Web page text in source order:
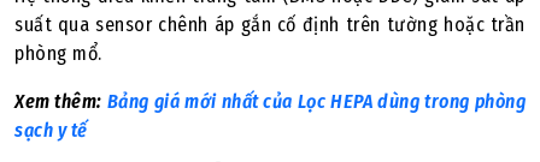
suất qua sensor chênh áp gắn cố định trên tường hoặc trần
phòng mổ.
Xem thêm: Bảng giá mới nhất của Lọc HEPA dùng trong phòng
sạch y tế